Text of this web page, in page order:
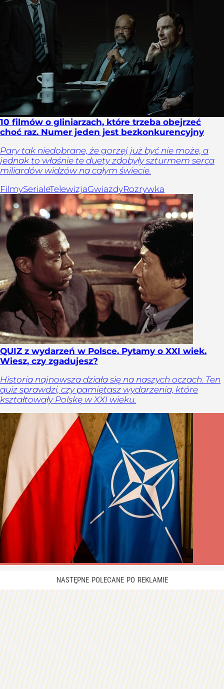
10 filmów o gliniarzach, które trzeba obejrzeć
choć raz. Numer jeden jest bezkonkurencyjny
Pary tak niedobrane, że gorzej już być nie może, a
jednak to właśnie te duety zdobyły szturmem serca
miliardów widzów na całym świecie.
FilmySerialeTelewizjaGwiazdyRozrywka
QUIZ z wydarzeń w Polsce. Pytamy o XXI wiek.
Wiesz, czy zgadujesz?
Historia najnowsza działa się na naszych oczach. Ten
quiz sprawdzi, czy pamiętasz wydarzenia, które
kształtowały Polskę w XXI wieku.